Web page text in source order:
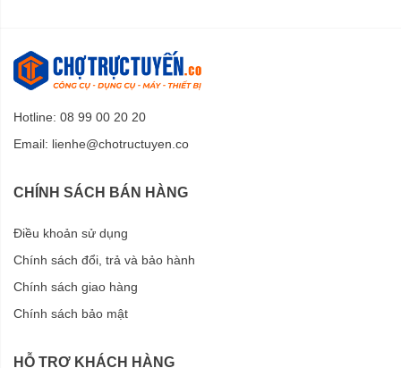
Hotline: 08 99 00 20 20
Email: lienhe@chotructuyen.co
CHÍNH SÁCH BÁN HÀNG
Điều khoản sử dụng
Chính sách đổi, trả và bảo hành
Chính sách giao hàng
Chính sách bảo mật
HỖ TRỢ KHÁCH HÀNG